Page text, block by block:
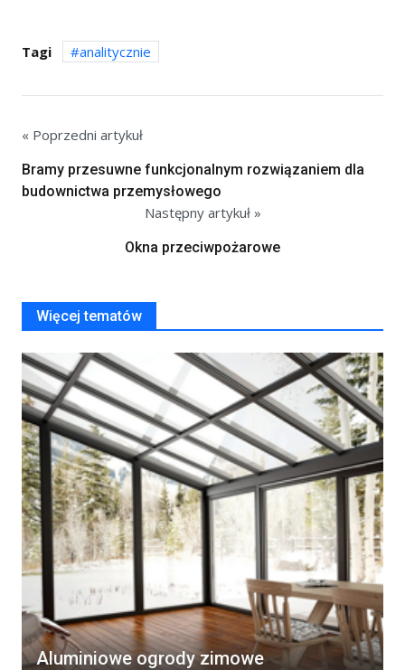
Tagi analitycznie
« Poprzedni artykuł
Bramy przesuwne funkcjonalnym rozwiązaniem dla
budownictwa przemysłowego
Następny artykuł »
Okna przeciwpożarowe
Więcej tematów
Aluminiowe ogrody zimowe